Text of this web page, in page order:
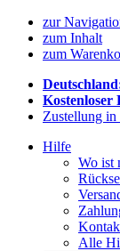
zur
zum Inhalt
zum
Kostenloser
Zustellung in
Hilfe
Wo ist
Alle